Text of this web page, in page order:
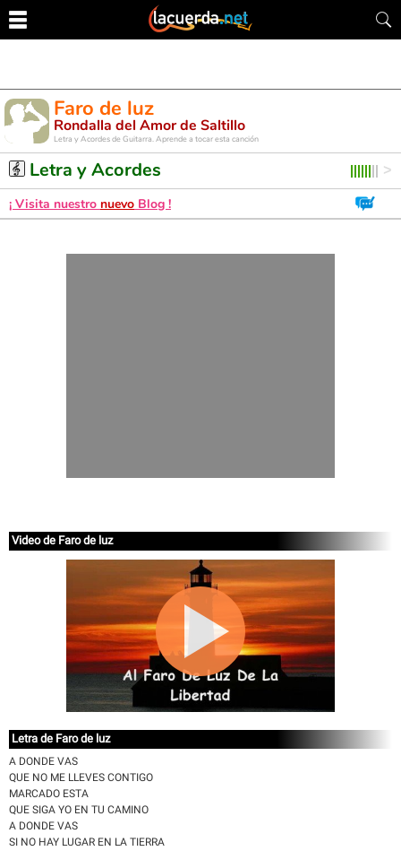
Faro de luz
Rondalla del Amor de Saltillo
Letra y Acordes de Guitarra. Aprende a tocar esta canción
Letra y Acordes
¡ Visita nuestro nuevo Blog !
Video de Faro de luz
Letra de Faro de luz
A DONDE VAS
QUE NO ME LLEVES CONTIGO
MARCADO ESTA
QUE SIGA YO EN TU CAMINO
A DONDE VAS
SI NO HAY LUGAR EN LA TIERRA